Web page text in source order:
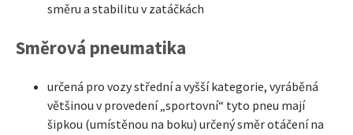
směru a stabilitu v zatáčkách
Směrová pneumatika
určená pro vozy střední a vyšší kategorie, vyráběná
většinou v provedení „sportovní“ tyto pneu mají
šipkou (umístěnou na boku) určený směr otáčení na